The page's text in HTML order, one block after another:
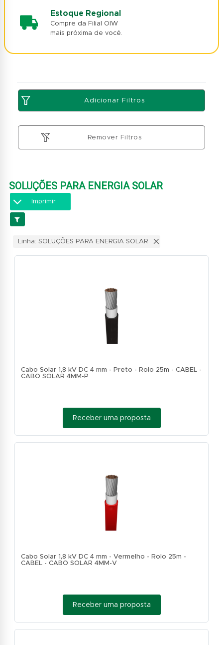
Estoque Regional
Compre da Filial OIW
mais próxima de você.
Adicionar Filtros
Remover Filtros
SOLUÇÕES PARA ENERGIA SOLAR
Imprimir
Linha: SOLUÇÕES PARA ENERGIA SOLAR
Cabo Solar 1,8 kV DC 4 mm - Preto - Rolo 25m - CABEL -
CABO SOLAR 4MM-P
Receber uma proposta
Cabo Solar 1,8 kV DC 4 mm - Vermelho - Rolo 25m -
CABEL - CABO SOLAR 4MM-V
Receber uma proposta